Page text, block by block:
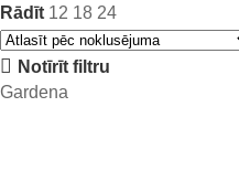
Rādīt 12 18 24
Notīrīt filtru
Gardena